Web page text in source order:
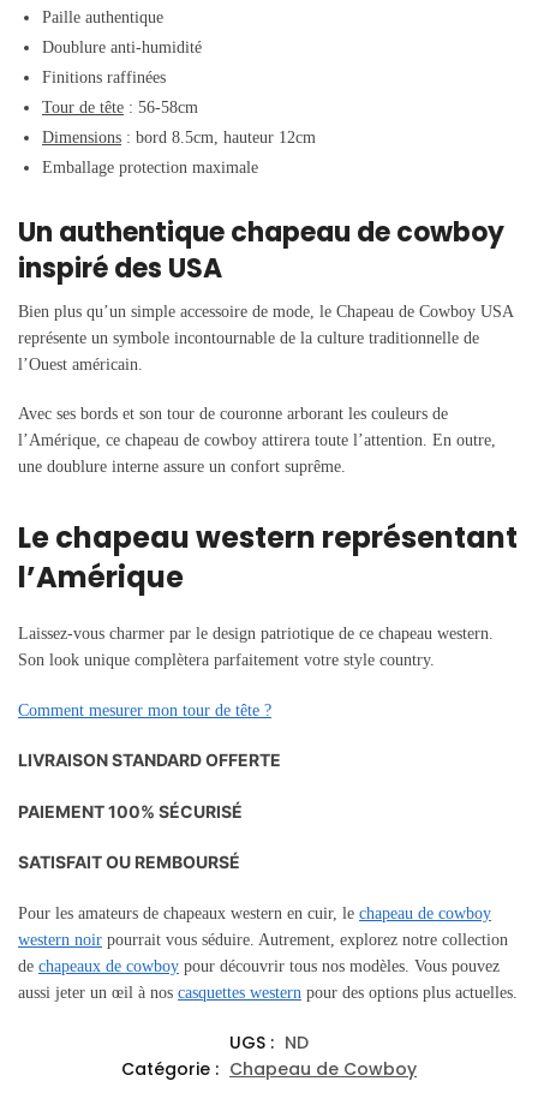
Paille authentique
Doublure anti-humidité
Finitions raffinées
Tour de tête : 56-58cm
Dimensions : bord 8.5cm, hauteur 12cm
Emballage protection maximale
Un authentique chapeau de cowboy
inspiré des USA
Bien plus qu’un simple accessoire de mode, le Chapeau de Cowboy USA
représente un symbole incontournable de la culture traditionnelle de
l’Ouest américain.
Avec ses bords et son tour de couronne arborant les couleurs de
l’Amérique, ce chapeau de cowboy attirera toute l’attention. En outre,
une doublure interne assure un confort suprême.
Le chapeau western représentant
l’Amérique
Laissez-vous charmer par le design patriotique de ce chapeau western.
Son look unique complètera parfaitement votre style country.
Comment mesurer mon tour de tête ?
LIVRAISON STANDARD OFFERTE
PAIEMENT 100% SÉCURISÉ
SATISFAIT OU REMBOURSÉ
Pour les amateurs de chapeaux western en cuir, le chapeau de cowboy
western noir pourrait vous séduire. Autrement, explorez notre collection
de chapeaux de cowboy pour découvrir tous nos modèles. Vous pouvez
aussi jeter un œil à nos casquettes western pour des options plus actuelles.
UGS : ND
Catégorie : Chapeau de Cowboy